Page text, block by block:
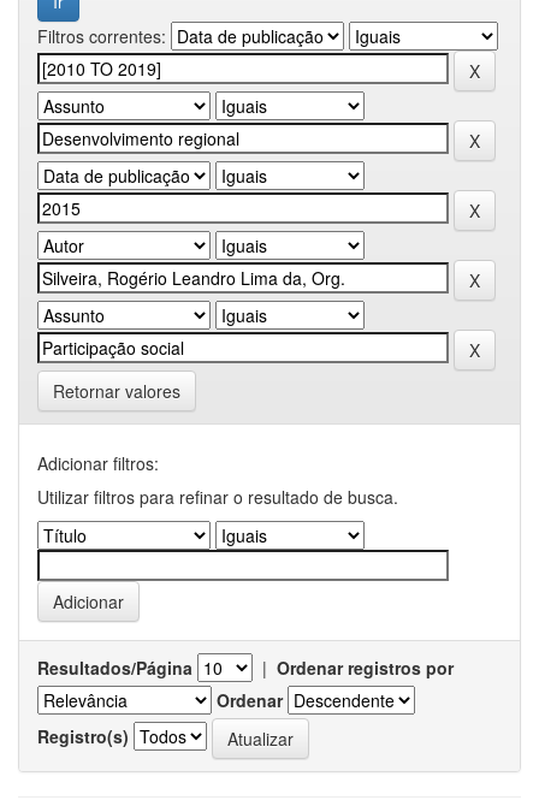
Filtros correntes:
Retornar valores
Adicionar filtros:
Utilizar filtros para refinar o resultado de busca.
Resultados/Página | Ordenar registros por
Ordenar
Registro(s)